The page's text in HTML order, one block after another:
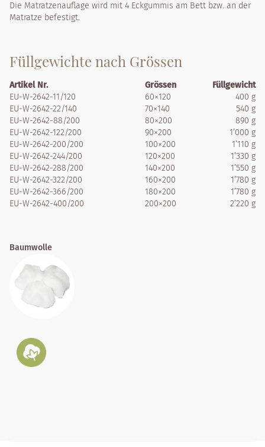
Die Matratzenauflage wird mit 4 Eckgummis am Bett bzw. an der
Matratze befestigt.
Füllgewichte nach Grössen
Artikel Nr. Grössen
Füllgewicht
EU-W-2642-11/120
60×120
400 g
EU-W-2642-22/140
70×140
540 g
EU-W-2642-88/200
80×200
890 g
EU-W-2642-122/200
90×200
1’000 g
EU-W-2642-200/200
100×200
1’110 g
EU-W-2642-244/200
120×200
1’330 g
EU-W-2642-288/200
140×200
1’550 g
EU-W-2642-322/200
160×200
1’780 g
EU-W-2642-366/200
180×200
1’780 g
EU-W-2642-400/200
200×200 2’220 g
Baumwolle